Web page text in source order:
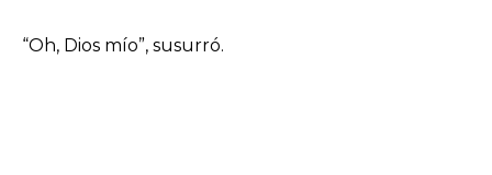
“Oh, Dios mío”, susurró.